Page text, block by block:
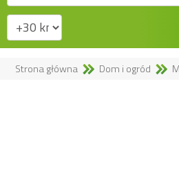
Strona główna Dom i ogród